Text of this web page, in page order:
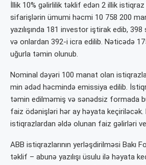
İllik 10% gəlirlilik təklif edən 2 illik istiqraz
sifarişlərin ümumi həcmi 10 758 200
yazılışında 181 investor iştirak edib,
və onlardan 392-i icra edilib. Nəticədə
uğurla təmin olunub.
Nominal dəyəri 100 manat olan
min ədəd həcmində emissiya edilib.
təmin edilməmiş və sənədsiz formada
faiz ödənişləri hər ay həyata keçiriləcək.
istiqrazlardan əldə olunan faiz gəlirləri
ABB istiqrazlarının yerləşdirilməsi Bakı
təklif – abunə yazılışı üsulu ilə həyata